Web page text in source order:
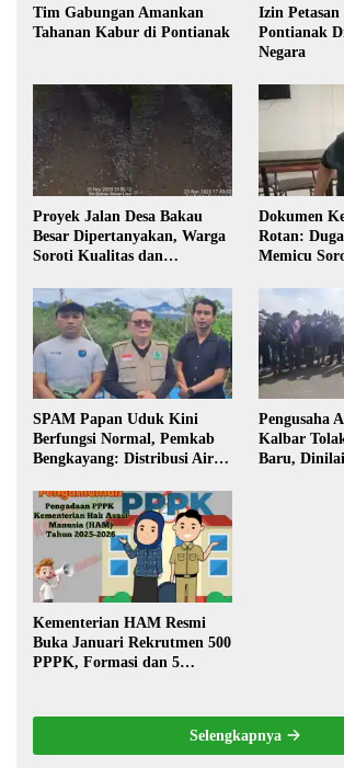
Tim Gabungan Amankan
Tahanan Kabur di Pontianak
Izin
Pontianak
Negara
Proyek Jalan Desa Bakau
Besar Dipertanyakan, Warga
Soroti Kualitas dan
Pembangunan
Dokumen
Rotan:
Memicu
SPAM Papan Uduk Kini
Berfungsi Normal, Pemkab
Bengkayang: Distribusi Air
Warga
Pengusaha
Kalbar
Baru,
Kementerian HAM Resmi
Buka Januari Rekrutmen 500
PPPK, Formasi dan 5
Selengkapnya